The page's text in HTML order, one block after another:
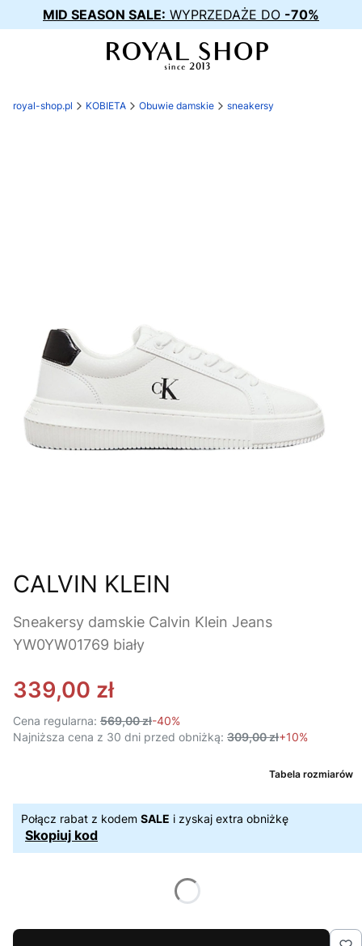
MID SEASON SALE: WYPRZEDAŻE DO -70%
royal-shop.pl KOBIETA Obuwie damskie sneakersy
CALVIN KLEIN
Sneakersy damskie Calvin Klein Jeans
YW0YW01769 biały
339,00 zł
Cena regularna: 569,00 zł-40%
Najniższa cena z 30 dni przed obniżką: 309,00 zł+10%
Tabela rozmiarów
Połącz rabat z kodem SALE i zyskaj extra obniżkę
Skopiuj kod